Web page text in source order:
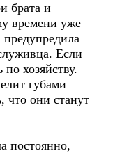
брата и
времени уже
Если
по хозяйству. –
губами
что они станут
постоянно,